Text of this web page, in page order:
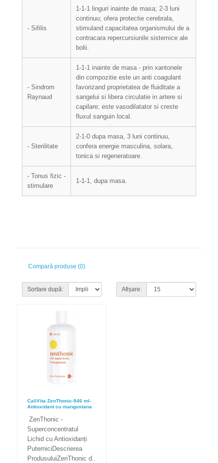
- Sifilis
1-1-1 linguri inainte de masa; 2-3 luni
continuu; ofera protectie cerebrala,
stimuland capacitatea organismului de a
contracara repercursiunile sistemice ale
bolii.
- Sindrom
Raynaud
1-1-1 inainte de masa - prin xantonele
din compozitie este un anti coagulant
favorizand proprietatea de fluiditate a
sangelui si libera circulatie in artere si
capilare; este vasodilatator si creste
fluxul sanguin local.
- Sterilitate
2-1-0 dupa masa, 3 luni continuu,
confera energie masculina, solara,
tonica si regeneratoare.
- Tonus fizic -
stimulare
1-1-1, dupa masa.
Compară produse (0)
Sortare după: Afișare:
CaliVita ZenThonic-946 ml-
Antioxidant cu mangostana
ZenThonic -
Superconcentratul
Lichid cu Antioxidanți
PuterniciDescrierea
ProdusuluiZenThonic d..